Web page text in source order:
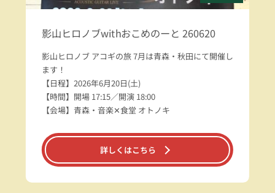
影山ヒロノブwithおこめのーと 260620
影山ヒロノブ アコギの旅 7月は青森・秋田にて開催し
ます！
【日程】2026年6月20日(土)
【時間】開場 17:15／開演 18:00
【会場】青森・音楽✕食堂 オトノキ
詳しくはこちら